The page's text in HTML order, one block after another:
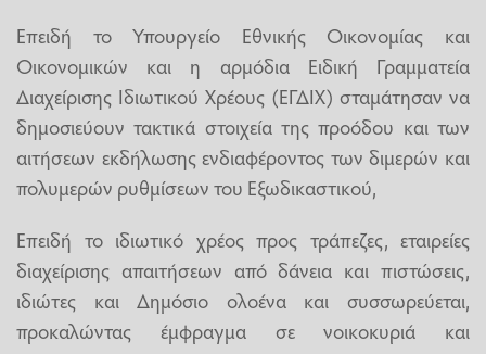
Επειδή το Υπουργείο Εθνικής Οικονομίας και
Οικονομικών και η αρμόδια Ειδική Γραμματεία
Διαχείρισης Ιδιωτικού Χρέους (ΕΓΔΙΧ) σταμάτησαν να
δημοσιεύουν τακτικά στοιχεία της προόδου και των
αιτήσεων εκδήλωσης ενδιαφέροντος των διμερών και
πολυμερών ρυθμίσεων του Εξωδικαστικού,
Επειδή το ιδιωτικό χρέος προς τράπεζες, εταιρείες
διαχείρισης απαιτήσεων από δάνεια και πιστώσεις,
ιδιώτες και Δημόσιο ολοένα και συσσωρεύεται,
προκαλώντας έμφραγμα σε νοικοκυριά και